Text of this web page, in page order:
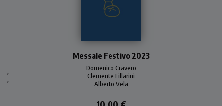
immediato per seguire la
liturgia eucaristica festiva
per tutto l'anno 2023. Con
introduzioni, commenti e
preghiere di Domenico
Domenico Cravero
,
Clemente Fillarini
,
Alberto Vela
Messale Festivo 2023